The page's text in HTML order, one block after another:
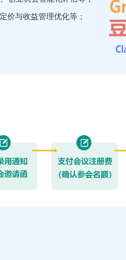
价与收益管理优化等；